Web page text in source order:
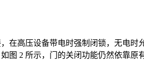
在高压设备带电时强制闭锁，无电
图 2 所示，门的关闭功能仍然依靠